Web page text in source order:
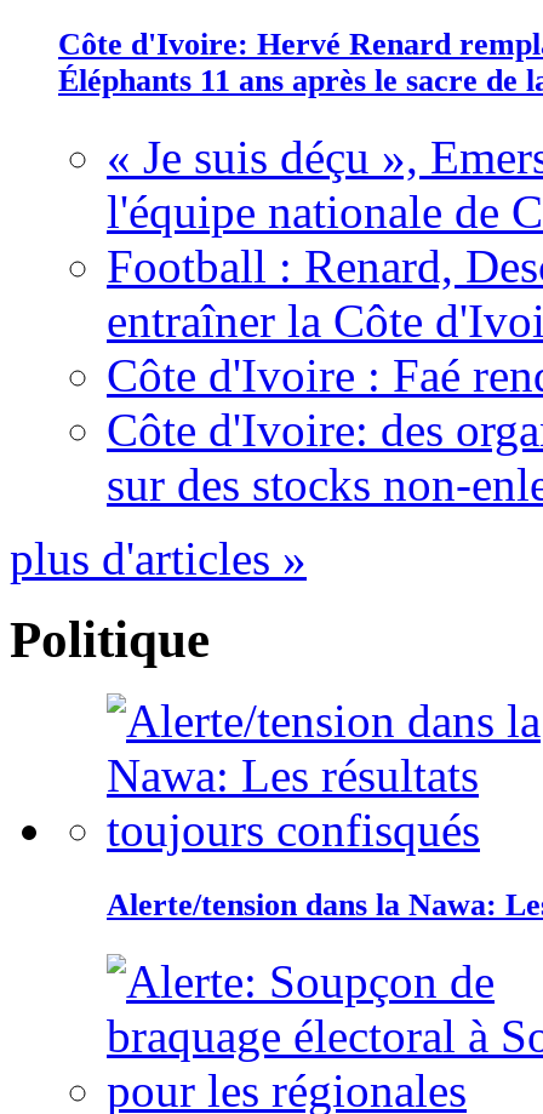
Côte d'Ivoire: Hervé Renard
Éléphants 11 ans après le sacre de
« Je suis déçu »,
l'équipe nationale de
Football : Renard,
entraîner la Côte
Côte d'Ivoire : Faé
Côte d'Ivoire: des
sur des stocks non-
plus d'articles »
Politique
Alerte/tension dans la Nawa: